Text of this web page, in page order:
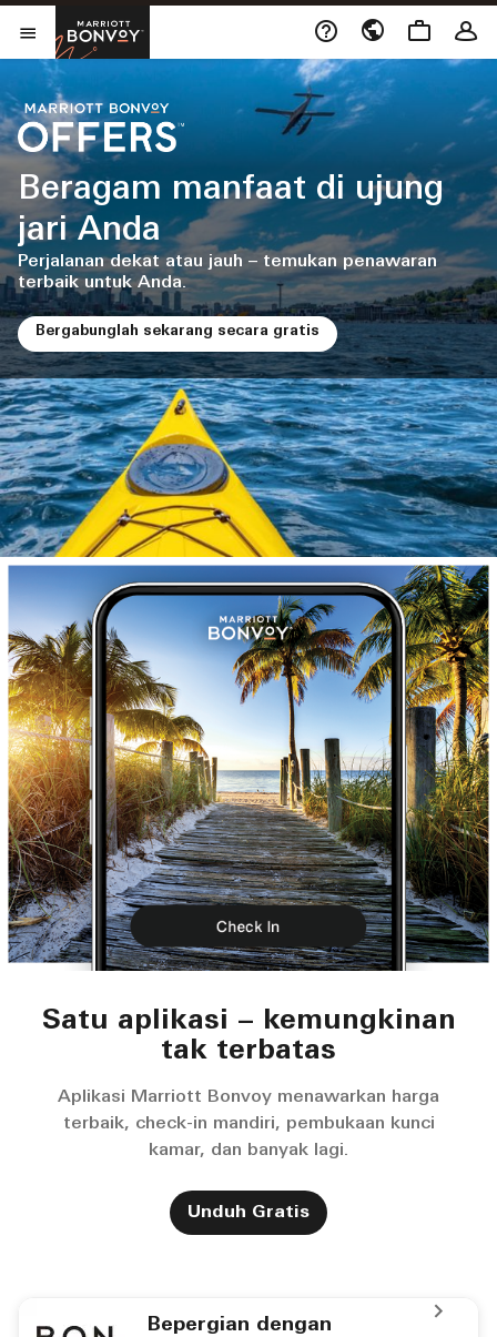
Skip to Content
Buka Menu
Marriott BonvoyMembuka jendela
Beragam manfaat di ujung
jari Anda
Perjalanan dekat atau jauh – temukan penawaran
terbaik untuk Anda.
Bergabunglah sekarang secara gratis
Satu aplikasi – kemungkinan
tak terbatas
Aplikasi Marriott Bonvoy menawarkan harga
terbaik, check-in mandiri, pembukaan kunci
kamar, dan banyak lagi.
Unduh Gratis
Bepergian dengan